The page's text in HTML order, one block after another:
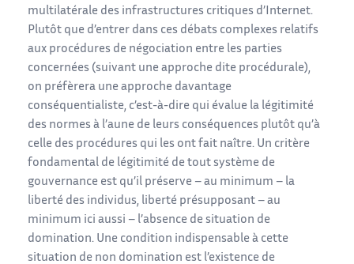
multilatérale des infrastructures critiques d’Internet.
Plutôt que d’entrer dans ces débats complexes relatifs
aux procédures de négociation entre les parties
concernées (suivant une approche dite procédurale),
on préfèrera une approche davantage
conséquentialiste, c’est-à-dire qui évalue la légitimité
des normes à l’aune de leurs conséquences plutôt qu’à
celle des procédures qui les ont fait naître. Un critère
fondamental de légitimité de tout système de
gouvernance est qu’il préserve – au minimum – la
liberté des individus, liberté présupposant – au
minimum ici aussi – l’absence de situation de
domination. Une condition indispensable à cette
situation de non domination est l’existence de